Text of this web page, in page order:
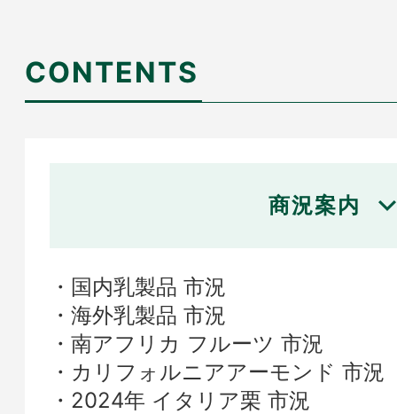
CONTENTS
商況案内
国内乳製品 市況
海外乳製品 市況
南アフリカ フルーツ 市況
カリフォルニアアーモンド 市況
2024年 イタリア栗 市況